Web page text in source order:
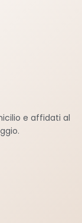
e affidati al